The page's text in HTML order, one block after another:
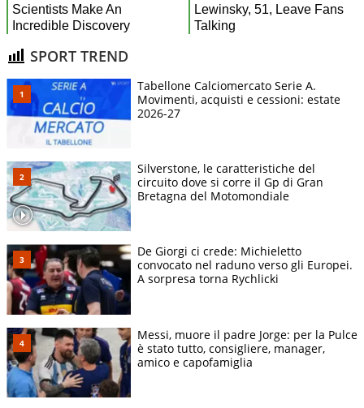
SPORT TREND
Tabellone Calciomercato Serie A.
Movimenti, acquisti e cessioni: estate
2026-27
Silverstone, le caratteristiche del
circuito dove si corre il Gp di Gran
Bretagna del Motomondiale
De Giorgi ci crede: Michieletto
convocato nel raduno verso gli Europei.
A sorpresa torna Rychlicki
Messi, muore il padre Jorge: per la Pulce
è stato tutto, consigliere, manager,
amico e capofamiglia